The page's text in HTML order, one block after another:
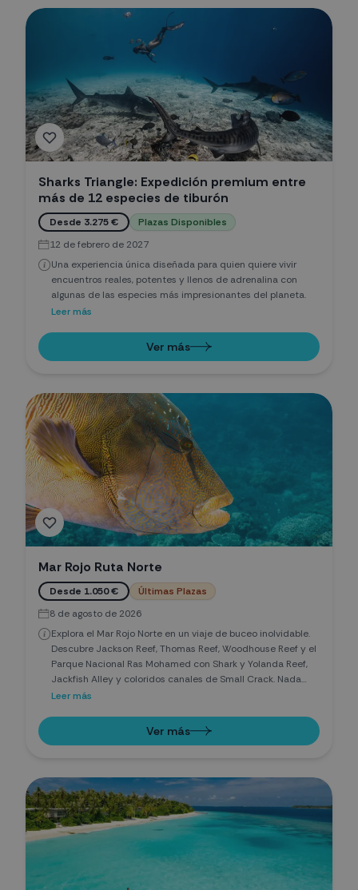
del relax y la belleza del entorno, los más pequeños
participarán en actividades, juegos y talleres
especialmente diseñados para ellos. Una combinación
perfecta de naturaleza, diversión, aprendizaje y tiempo en
familia en uno de los destinos más espectaculares del
planeta.
Sharks Triangle: Expedición premium entre
más de 12 especies de tiburón
Desde 3.275 €
Plazas Disponibles
12 de febrero de 2027
Una experiencia única diseñada para quien quiere vivir
encuentros reales, potentes y llenos de adrenalina con
algunas de las especies más impresionantes del planeta.
Leer más
Ver más
Mar Rojo Ruta Norte
Desde 1.050 €
Últimas Plazas
8 de agosto de 2026
Explora el Mar Rojo Norte en un viaje de buceo inolvidable.
Descubre Jackson Reef, Thomas Reef, Woodhouse Reef y el
Parque Nacional Ras Mohamed con Shark y Yolanda Reef,
Jackfish Alley y coloridos canales de Small Crack. Nada
entre tiburones martillo, arrecifes vibrantes y pecios
submarina única en el sur del Sinaí.
Leer más
Ver más